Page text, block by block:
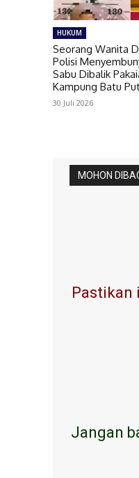
HUKUM
Seorang Wanita
Polisi
Sabu Dibalik
Kampung Batu
30 Juli 2026
MOHON
Pastikan
Jangan